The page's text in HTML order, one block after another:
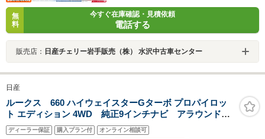
無
料
今すぐ在庫確認・見積依頼
電話する
販売店： 日産チェリー岩手販売（株） 水沢中古車センター
日産
ルークス 660 ハイウェイスターGターボ プロパイロッ
ト エディション 4WD 純正9インチナビ アラウンドビ
ューモニター 両側電動スライドドア 純正エンジンス
ターター ドライブレコーダー ETC Bluetooth接続
ディーラー保証 購入プラン付 オンライン相談可